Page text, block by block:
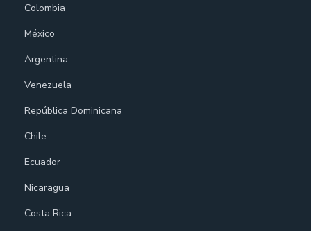
Colombia
México
Argentina
Venezuela
República Dominicana
Chile
Ecuador
Nicaragua
Costa Rica